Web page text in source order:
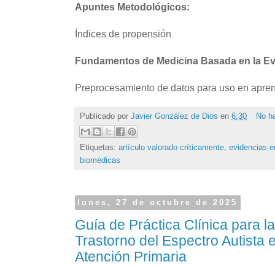
Apuntes Metodológicos:
Índices de propensión
Fundamentos de Medicina Basada en la
Preprocesamiento de datos para uso en
Publicado por Javier González de Dios en 6:30 No
Etiquetas: artículo valorado críticamente, evidencias
biomédicas
lunes, 27 de octubre de 2025
Guía de Práctica Clínica para
Trastorno del Espectro Autista
Atención Primaria